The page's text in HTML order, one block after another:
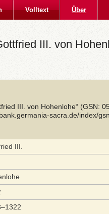
Volltext Über
III. von
III. von Hohenlohe“ (GSN:
sacra.de/index/
III.